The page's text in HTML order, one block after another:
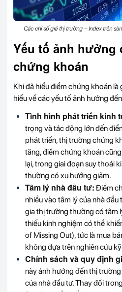
Các chỉ số giá thị trường – Index trên
Yếu tố ảnh hưởng
chứng khoán
Khi đã hiểu điểm chứng khoán là
hiểu về các yếu tố ảnh hưởng
Tình hình phát triển kinh
trọng và tác động lớn đến
phát triển, thị trường chứng
tăng, điểm chứng khoán
lại, trong giai đoạn suy thoái
thường có xu hướng giảm.
Tâm lý nhà đầu tư: Điểm
nhiều vào tâm lý của nhà
gia thị trường thường có tâm
thiếu kinh nghiệm có thể
of Missing Out), tức là mua
không dựa trên nghiên cứu
Chính sách và quy định
này ảnh hưởng đến thị
của nhà đầu tư. Thay đổi